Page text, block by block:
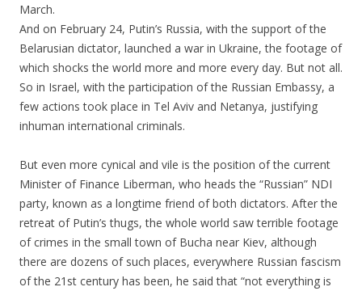
March.
And on February 24, Putin’s Russia, with the support of the
Belarusian dictator, launched a war in Ukraine, the footage of
which shocks the world more and more every day. But not all.
So in Israel, with the participation of the Russian Embassy, a
few actions took place in Tel Aviv and Netanya, justifying
inhuman international criminals.
But even more cynical and vile is the position of the current
Minister of Finance Liberman, who heads the “Russian” NDI
party, known as a longtime friend of both dictators. After the
retreat of Putin’s thugs, the whole world saw terrible footage
of crimes in the small town of Bucha near Kiev, although
there are dozens of such places, everywhere Russian fascism
of the 21st century has been, he said that “not everything is